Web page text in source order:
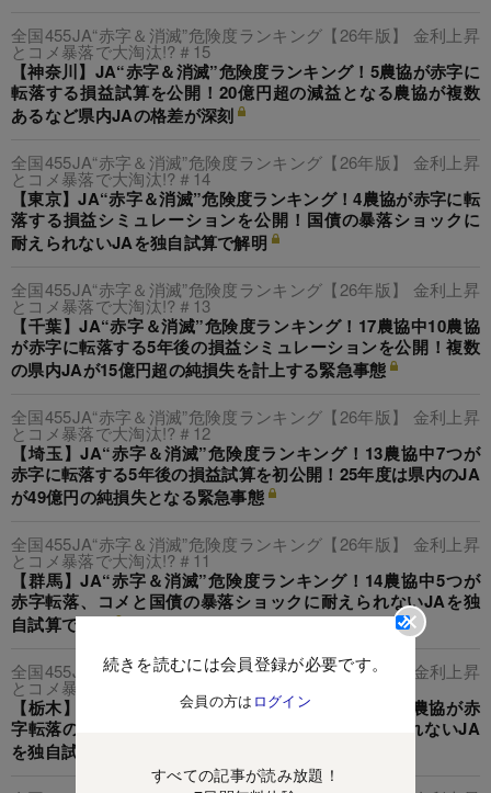
続きを読むには会員登録が必要です。
会員の方は ログイン
すべての記事が読み放題！
全国455JA“赤字＆消滅”危険度ランキング【26年版】 金利上昇
とコメ暴落で大淘汰!?＃15
【神奈川】JA“赤字＆消滅”危険度ランキング！5農協が赤字に
転落する損益試算を公開！20億円超の減益となる農協が複数
あるなど県内JAの格差が深刻
全国455JA“赤字＆消滅”危険度ランキング【26年版】 金利上昇
とコメ暴落で大淘汰!?＃14
【東京】JA“赤字＆消滅”危険度ランキング！4農協が赤字に転
落する損益シミュレーションを公開！国債の暴落ショックに
耐えられないJAを独自試算で解明
全国455JA“赤字＆消滅”危険度ランキング【26年版】 金利上昇
とコメ暴落で大淘汰!?＃13
【千葉】JA“赤字＆消滅”危険度ランキング！17農協中10農協
が赤字に転落する5年後の損益シミュレーションを公開！複数
の県内JAが15億円超の純損失を計上する緊急事態
全国455JA“赤字＆消滅”危険度ランキング【26年版】 金利上昇
とコメ暴落で大淘汰!?＃12
【埼玉】JA“赤字＆消滅”危険度ランキング！13農協中7つが
赤字に転落する5年後の損益試算を初公開！25年度は県内のJA
が49億円の純損失となる緊急事態
全国455JA“赤字＆消滅”危険度ランキング【26年版】 金利上昇
とコメ暴落で大淘汰!?＃11
【群馬】JA“赤字＆消滅”危険度ランキング！14農協中5つが
赤字転落、コメと国債の暴落ショックに耐えられないJAを独
自試算で解明
全国455JA“赤字＆消滅”危険度ランキング【26年版】 金利上昇
とコメ暴落で大淘汰!?＃10
【栃木】JA“赤字＆消滅”危険度ランキング！全ての農協が赤
字転落の衝撃、コメと国債の暴落ショックに耐えられないJA
を独自試算で解明